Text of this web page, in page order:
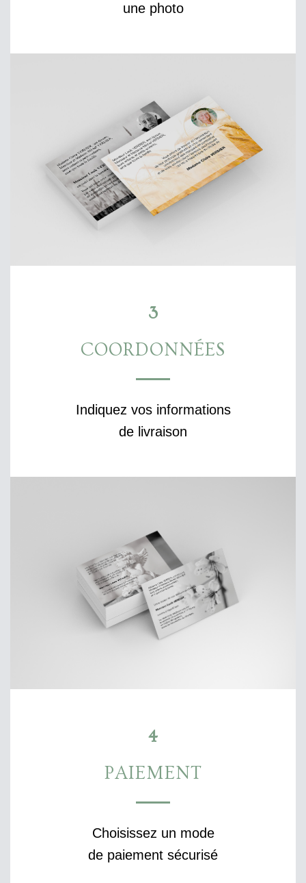
une photo
3
COORDONNÉES
Indiquez vos informations
de livraison
4
PAIEMENT
Choisissez un mode
de paiement sécurisé